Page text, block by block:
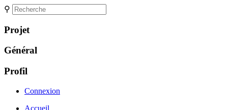
⚲
Projet
Général
Profil
Connexion
Accueil